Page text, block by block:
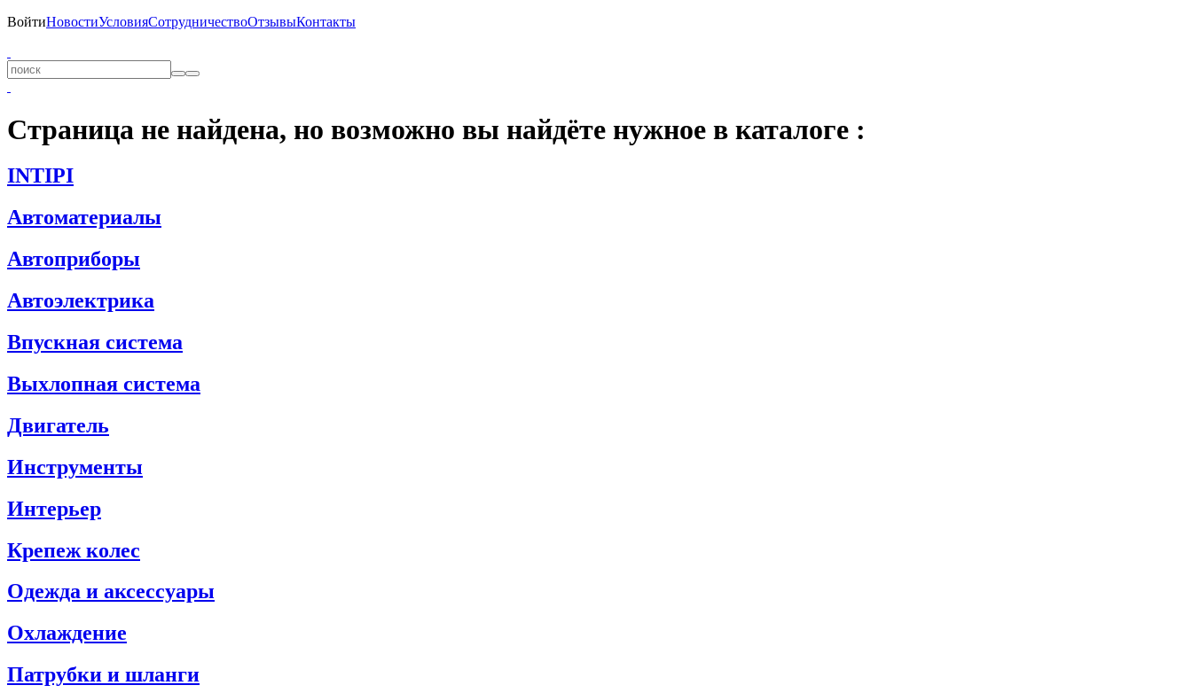
ВойтиНовостиУсловияСотрудничествоОтзывыКонтакты
Страница не найдена, но возможно вы найдёте нужное в каталоге :
INTIPI
Автоматериалы
Автоприборы
Автоэлектрика
Впускная система
Выхлопная система
Двигатель
Инструменты
Интерьер
Крепеж колес
Одежда и аксессуары
Охлаждение
Патрубки и шланги